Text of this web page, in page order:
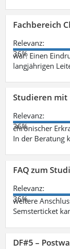
Fachbereich
Relevanz:
36%
war. Einen
langjährigen
Studieren
Relevanz:
36%
chronischer
In der Beratung
FAQ zum
Relevanz:
36%
weitere
Semsterticket
DF#5 –